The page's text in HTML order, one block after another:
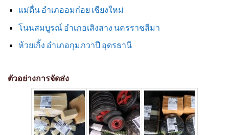
แม่ตื่น อำเภออมก๋อย เชียงใหม่
โนนสมบูรณ์ อำเภอเสิงสาง นครราชสีมา
ห้วยเกิ้ง อำเภอกุมภวาปี อุดรธานี
ตัวอย่างการจัดส่ง